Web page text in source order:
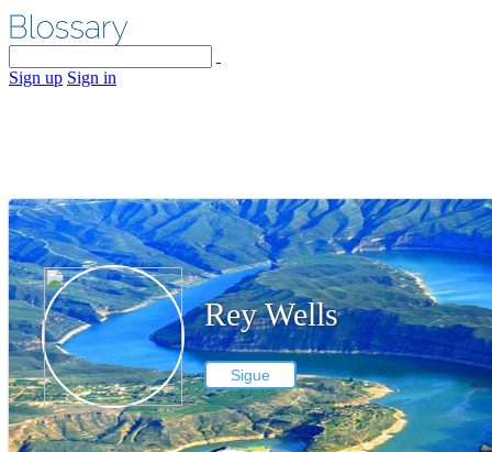
Sign up Sign in
Rey Wells
Sigue